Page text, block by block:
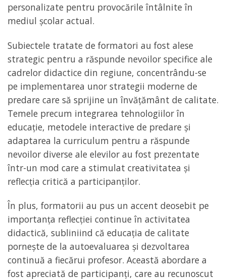
personalizate pentru provocările întâlnite în
mediul școlar actual.
Subiectele tratate de formatori au fost alese
strategic pentru a răspunde nevoilor specifice ale
cadrelor didactice din regiune, concentrându-se
pe implementarea unor strategii moderne de
predare care să sprijine un învățământ de calitate.
Temele precum integrarea tehnologiilor în
educație, metodele interactive de predare și
adaptarea la curriculum pentru a răspunde
nevoilor diverse ale elevilor au fost prezentate
într-un mod care a stimulat creativitatea și
reflecția critică a participanților.
În plus, formatorii au pus un accent deosebit pe
importanța reflecției continue în activitatea
didactică, subliniind că educația de calitate
pornește de la autoevaluarea și dezvoltarea
continuă a fiecărui profesor. Această abordare a
fost apreciată de participanți, care au recunoscut